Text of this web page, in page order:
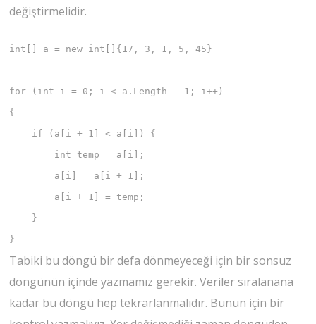
değiştirmelidir.
int[] a = new int[]{17, 3, 1, 5, 45}
for (int i = 0; i < a.Length - 1; i++)
{
    if (a[i + 1] < a[i]) {
        int temp = a[i];
        a[i] = a[i + 1];
        a[i + 1] = temp;
    }
}
Tabiki bu döngü bir defa dönmeyeceği için bir sonsuz
döngünün içinde yazmamız gerekir. Veriler sıralanana
kadar bu döngü hep tekrarlanmalıdır. Bunun için bir